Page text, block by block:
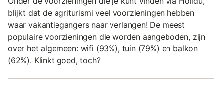
blijkt dat de agriturismi veel voorzieningen hebben
waar vakantiegangers naar verlangen! De meest
populaire voorzieningen die worden aangeboden, zijn
over het algemeen: wifi (93%), tuin (79%) en balkon
(62%). Klinkt goed, toch?